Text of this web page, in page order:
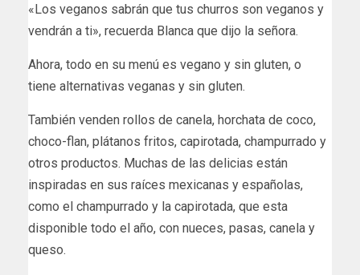
«Los veganos sabrán que tus churros son veganos y
vendrán a ti», recuerda Blanca que dijo la señora.
Ahora, todo en su menú es vegano y sin gluten, o
tiene alternativas veganas y sin gluten.
También venden rollos de canela, horchata de coco,
choco-flan, plátanos fritos, capirotada, champurrado y
otros productos. Muchas de las delicias están
inspiradas en sus raíces mexicanas y españolas,
como el champurrado y la capirotada, que esta
disponible todo el año, con nueces, pasas, canela y
queso.